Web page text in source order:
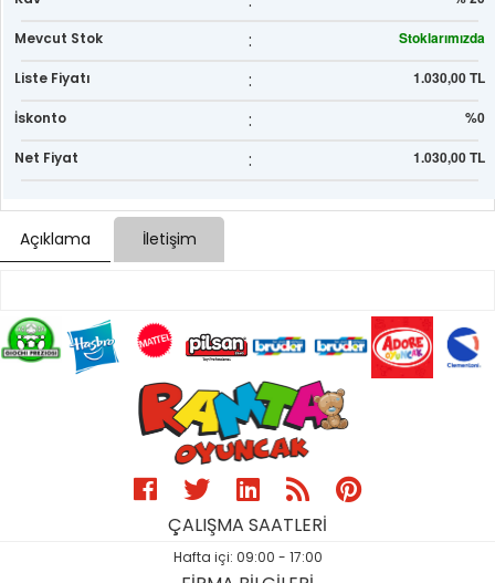
Mevcut Stok : Stoklarımızda
Liste Fiyatı : 1.030,00 TL
İskonto : %0
Net Fiyat : 1.030,00 TL
Açıklama İletişim
ÇALIŞMA SAATLERİ
Hafta içi: 09:00 - 17:00